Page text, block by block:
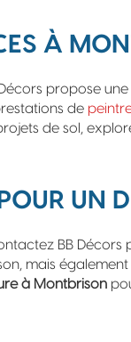
À
propose
de
de sol,
UN
BB Décors
mais également
à Montbrison